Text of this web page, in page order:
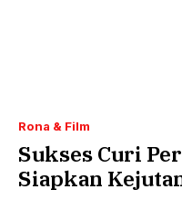
Rona & Film
Sukses Curi
Siapkan